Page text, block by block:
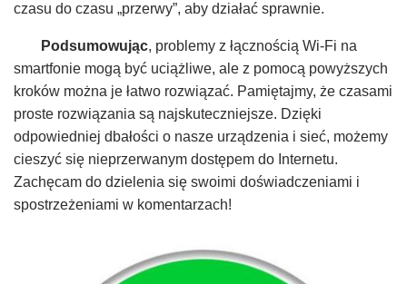
czasu do czasu „przerwy”, aby działać sprawnie.
Podsumowując, problemy z łącznością Wi-Fi na
smartfonie mogą być uciążliwe, ale z pomocą powyższych
kroków można je łatwo rozwiązać. Pamiętajmy, że czasami
proste rozwiązania są najskuteczniejsze. Dzięki
odpowiedniej dbałości o nasze urządzenia i sieć, możemy
cieszyć się nieprzerwanym dostępem do Internetu.
Zachęcam do dzielenia się swoimi doświadczeniami i
spostrzeżeniami w komentarzach!